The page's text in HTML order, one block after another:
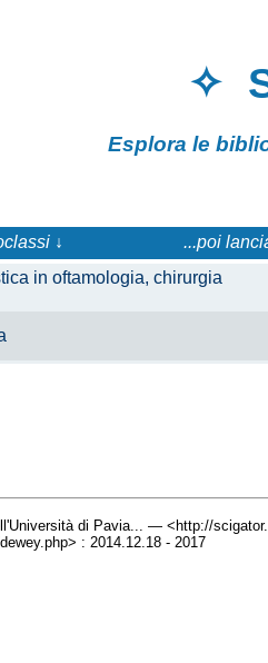
✧
Esplora le
sottoclassi ↓ ...poi
in oftamologia, chirurgia
di Pavia... — <http://
: 2014.12.18 - 2017